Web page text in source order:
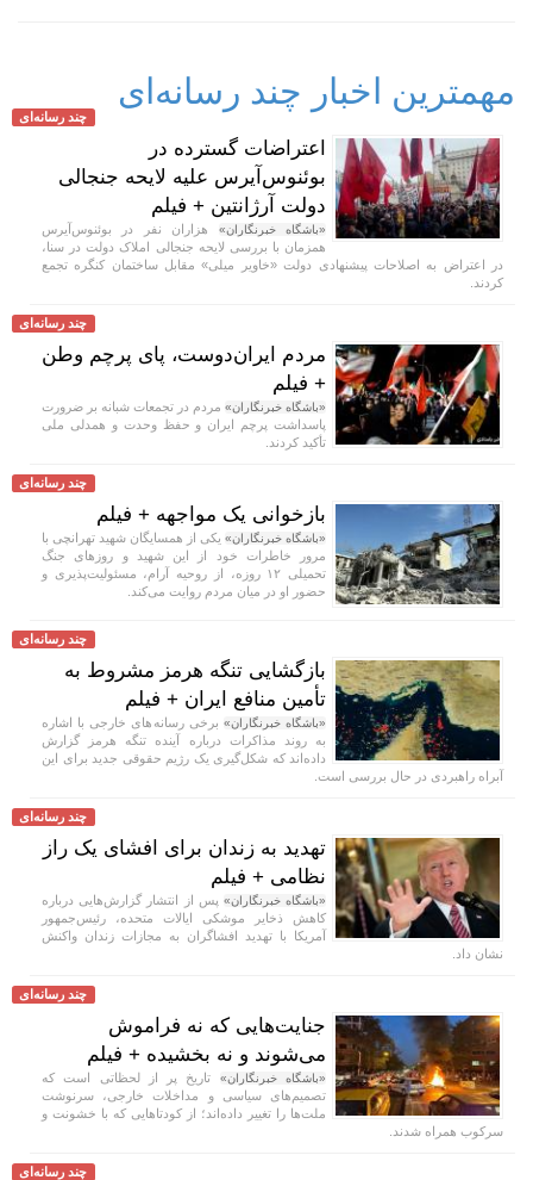
مهمترین اخبار چند رسانه‌ای
چند رسانه‌ای
اعتراضات گسترده در
بوئنوس‌آیرس علیه لایحه جنجالی
دولت آرژانتین + فیلم
«باشگاه خبرنگاران» هزاران نفر در بوئنوس‌آیرس
همزمان با بررسی لایحه جنجالی املاک دولت در سنا،
در اعتراض به اصلاحات پیشنهادی دولت «خاویر میلی» مقابل ساختمان کنگره تجمع
کردند.
چند رسانه‌ای
مردم ایران‌دوست، پای پرچم وطن
+ فیلم
«باشگاه خبرنگاران» مردم در تجمعات شبانه بر ضرورت
پاسداشت پرچم ایران و حفظ وحدت و همدلی ملی
تأکید کردند.
چند رسانه‌ای
بازخوانی یک مواجهه + فیلم
«باشگاه خبرنگاران» یکی از همسایگان شهید تهرانچی با
مرور خاطرات خود از این شهید و روز‌های جنگ
تحمیلی ۱۲ روزه، از روحیه آرام، مسئولیت‌پذیری و
حضور او در میان مردم روایت می‌کند.
چند رسانه‌ای
بازگشایی تنگه هرمز مشروط به
تأمین منافع ایران + فیلم
«باشگاه خبرنگاران» برخی رسانه‌های خارجی با اشاره
به روند مذاکرات درباره آینده تنگه هرمز گزارش
داده‌اند که شکل‌گیری یک رژیم حقوقی جدید برای این
آبراه راهبردی در حال بررسی است.
چند رسانه‌ای
تهدید به زندان برای افشای یک راز
نظامی + فیلم
«باشگاه خبرنگاران» پس از انتشار گزارش‌هایی درباره
کاهش ذخایر موشکی ایالات متحده، رئیس‌جمهور
آمریکا با تهدید افشاگران به مجازات زندان واکنش
نشان داد.
چند رسانه‌ای
جنایت‌هایی که نه فراموش
می‌شوند و نه بخشیده + فیلم
«باشگاه خبرنگاران» تاریخ پر از لحظاتی است که
تصمیم‌های سیاسی و مداخلات خارجی، سرنوشت
ملت‌ها را تغییر داده‌اند؛ از کودتا‌هایی که با خشونت و
سرکوب همراه شدند.
چند رسانه‌ای